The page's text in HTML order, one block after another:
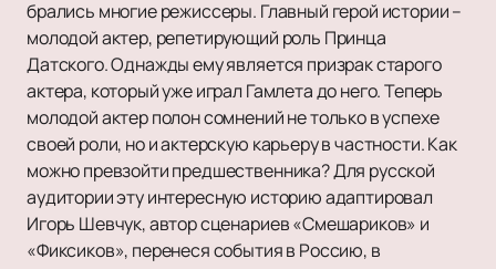
брались многие режиссеры. Главный герой истории –
молодой актер, репетирующий роль Принца
Датского. Однажды ему является призрак старого
актера, который уже играл Гамлета до него. Теперь
молодой актер полон сомнений не только в успехе
своей роли, но и актерскую карьеру в частности. Как
можно превзойти предшественника? Для русской
аудитории эту интересную историю адаптировал
Игорь Шевчук, автор сценариев «Смешариков» и
«Фиксиков», перенеся события в Россию, в